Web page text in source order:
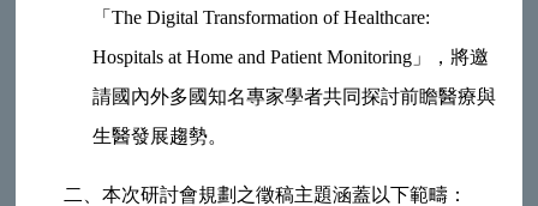
「The Digital Transformation of Healthcare:
Hospitals at Home and Patient Monitoring」，將邀
請國內外多國知名專家學者共同探討前瞻醫療與
生醫發展趨勢。
二、本次研討會規劃之徵稿主題涵蓋以下範疇：